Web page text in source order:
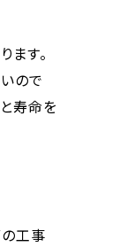
す。
ので
寿命を
工事